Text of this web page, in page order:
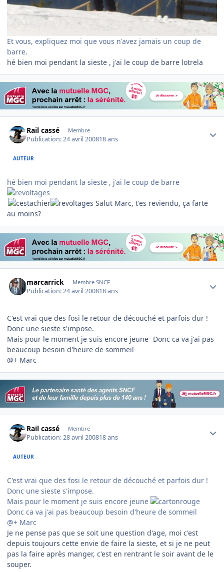
Et vous, expliquez moi que vous n'avez jamais un coup de
barre.
hé bien moi pendant la sieste , j'ai le coup de barre lotrela
Rail cassé Membre
Publication:24 avril 200818 ans
AUTEUR
hé bien moi pendant la sieste , j'ai le coup de barre
Salut Marc, t'es reviendu, ça farte
au moins?
marcarrick Membre SNCF
Publication:24 avril 200818 ans
C'est vrai que des fosi le retour de découché et parfois dur !
Donc une sieste s'impose.
Mais pour le moment je suis encore jeune Donc ca va j'ai pas
beaucoup besoin d'heure de sommeil
@+ Marc
Rail cassé Membre
Publication:28 avril 200818 ans
AUTEUR
C'est vrai que des fosi le retour de découché et parfois dur !
Donc une sieste s'impose.
Mais pour le moment je suis encore jeune
Donc ca va j'ai pas beaucoup besoin d'heure de sommeil
@+ Marc
Je ne pense pas que se soit une question d'age, moi c'est
depuis toujours cette envie de faire la sieste, et si je ne peut
pas la faire après manger, c'est en rentrant le soir avant de le
souper.